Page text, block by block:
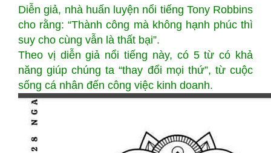
Diễn giả, nhà huấn luyện nổi tiếng Tony Robbins
cho rằng: “Thành công mà không hạnh phúc thì
suy cho cùng vẫn là thất bại”.
Theo vị diễn giả nổi tiếng này, có 5 từ có khả
năng giúp chúng ta “thay đổi mọi thứ”, từ cuộc
sống cá nhân đến công việc kinh doanh.